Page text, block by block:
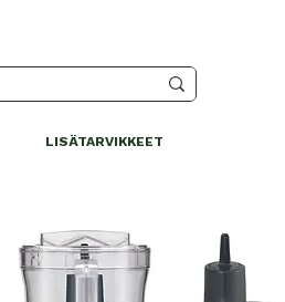
LISÄTARVIKKEET